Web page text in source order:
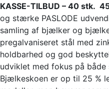
KASSE-TILBUD – 40 stk.
og stærke PASLODE
samling af bjælker og
pregalvaniseret stål med
holdbarhed og god
udviklet med fokus på
Bjælkeskoen er op til 25 %